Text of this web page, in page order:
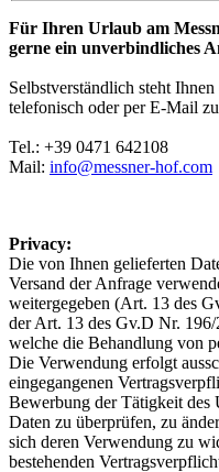
Für Ihren Urlaub am
gerne ein unverbindliches
Selbstverständlich steht
telefonisch oder per E-Mail
Tel.: +39 0471 642108
Mail: info@messner-hof.com
Privacy:
Die von Ihnen gelieferten
Versand der Anfrage
weitergegeben (Art. 13 des
der Art. 13 des Gv.D Nr.
welche die Behandlung von
Die Verwendung erfolgt
eingegangenen
Bewerbung der Tätigkeit des
Daten zu überprüfen, zu
sich deren Verwendung zu
bestehenden